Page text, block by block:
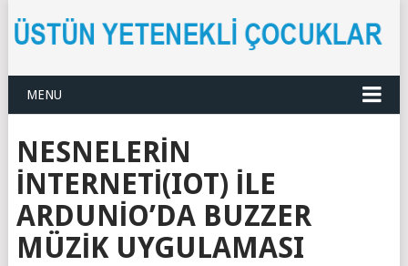
MENU
NESNELERIN
İNTERNETI(IOT) ILE
ARDUNIO’DA BUZZER
MÜZIK UYGULAMASI